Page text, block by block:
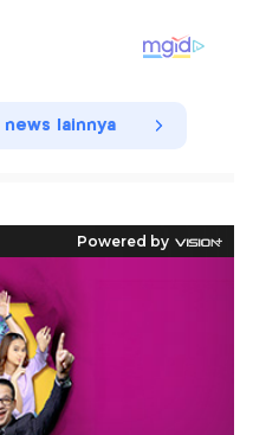
lainnya